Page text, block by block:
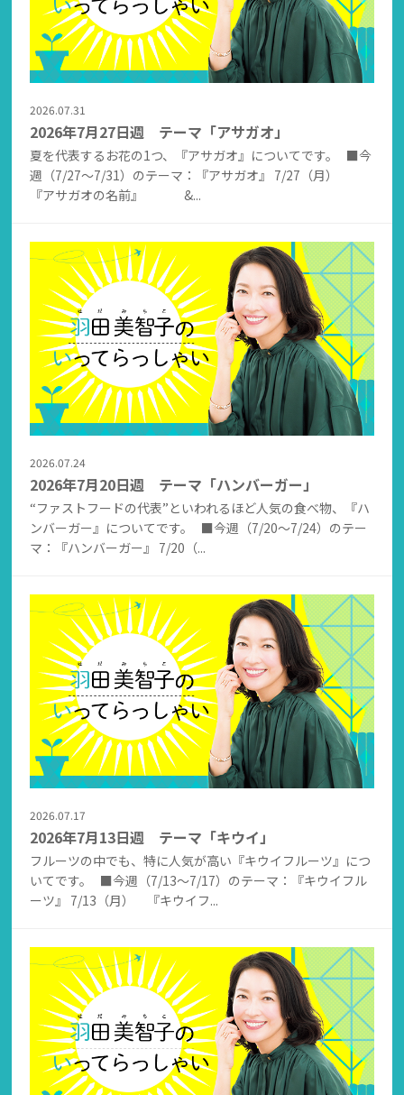
2026.07.31
2026年7月27日週 テーマ「アサガオ」
夏を代表するお花の1つ、『アサガオ』についてです。 ■今
週（7/27～7/31）のテーマ：『アサガオ』 7/27（月）
『アサガオの名前』 &...
2026.07.24
2026年7月20日週 テーマ「ハンバーガー」
“ファストフードの代表”といわれるほど人気の食べ物、『ハ
ンバーガー』についてです。 ■今週（7/20～7/24）のテー
マ：『ハンバーガー』 7/20（...
2026.07.17
2026年7月13日週 テーマ「キウイ」
フルーツの中でも、特に人気が高い『キウイフルーツ』につ
いてです。 ■今週（7/13～7/17）のテーマ：『キウイフル
ーツ』 7/13（月） 『キウイフ...